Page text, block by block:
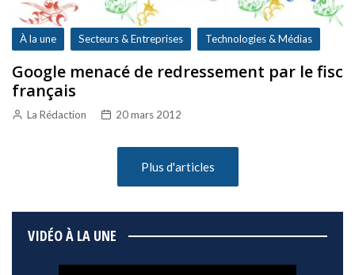
À la une Secteurs & Entreprises Technologies & Médias
Google menacé de redressement par le fisc
français
La Rédaction 20 mars 2012
Plus d'articles
VIDÉO À LA UNE